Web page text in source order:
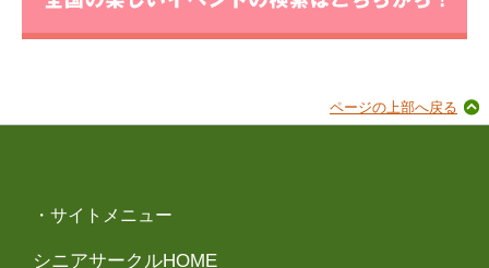
ページの上部へ戻る
・サイトメニュー
シニアサークルHOME